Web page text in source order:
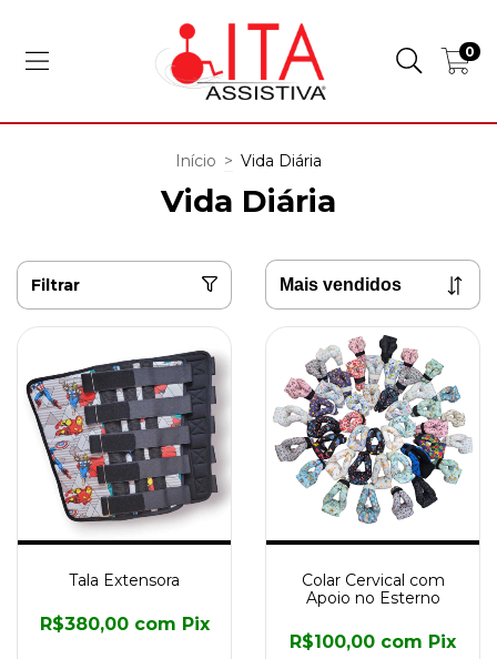
0
Início > Vida Diária
Vida Diária
Filtrar
Tala Extensora
R$380,00 com Pix
Colar Cervical com
Apoio no Esterno
R$100,00 com Pix